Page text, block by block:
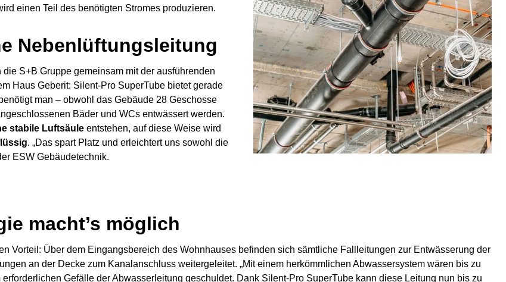
einen Teil des benötigten Stromes produzieren.
Nebenlüftungsleitung
S+B Gruppe gemeinsam mit der ausführenden
Haus Geberit: Silent-Pro SuperTube bietet gerade
man – obwohl das Gebäude 28 Geschosse
Bäder und WCs entwässert werden.
stabile Luftsäule entstehen, auf diese Weise wird
. „Das spart Platz und erleichtert uns sowohl die
ESW Gebäudetechnik.
macht’s möglich
Vorteil: Über dem Eingangsbereich des Wohnhauses befinden sich sämtliche Fallleitungen zur Entwässerung der
an der Decke zum Kanalanschluss weitergeleitet. „Mit einem herkömmlichen Abwassersystem wären bis zu
Gefälle der Abwasserleitung geschuldet. Dank Silent-Pro SuperTube kann diese Leitung nun bis zu